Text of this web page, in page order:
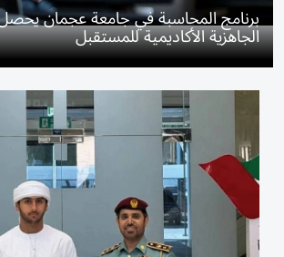
برنامج المحاسبة في جامعة عجمان
الجاهزية الأكاديمية للمستقبل